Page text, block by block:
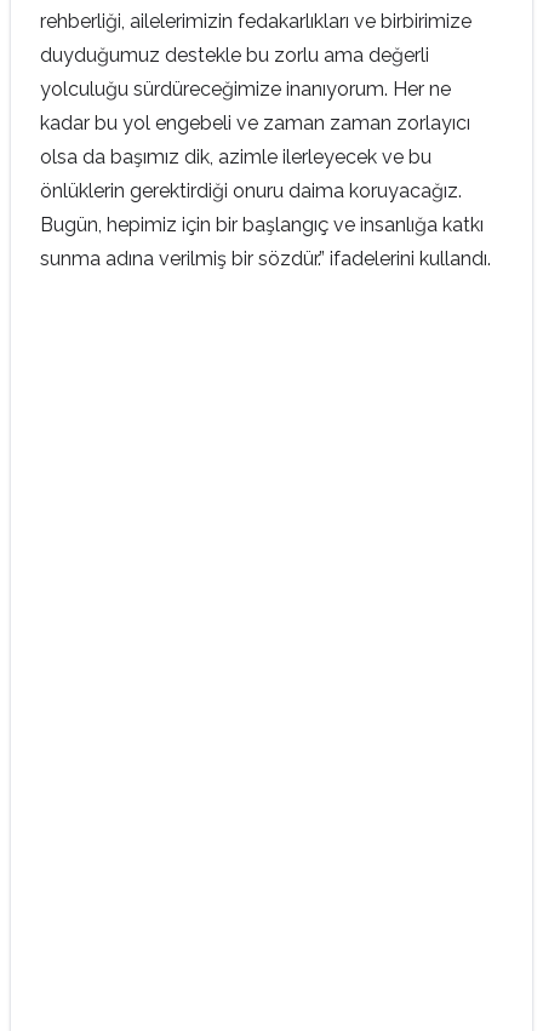
rehberliği, ailelerimizin fedakarlıkları ve birbirimize
duyduğumuz destekle bu zorlu ama değerli
yolculuğu sürdüreceğimize inanıyorum. Her ne
kadar bu yol engebeli ve zaman zaman zorlayıcı
olsa da başımız dik, azimle ilerleyecek ve bu
önlüklerin gerektirdiği onuru daima koruyacağız.
Bugün, hepimiz için bir başlangıç ve insanlığa katkı
sunma adına verilmiş bir sözdür.” ifadelerini kullandı.